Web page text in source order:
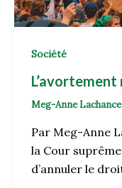
Société
L’avortement
Meg-Anne Lachance
Par Meg-Anne
la Cour
d’annuler le